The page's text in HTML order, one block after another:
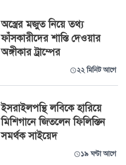
অস্ত্রের মজুত নিয়ে তথ্য
ফাঁসকারীদের শাস্তি দেওয়ার
অঙ্গীকার ট্রাম্পের
২২ মিনিট আগে
ইসরাইলপন্থি লবিকে হারিয়ে
মিশিগানে জিতলেন ফিলিস্তিন
সমর্থক সাইয়েদ
১৯ ঘণ্টা আগে